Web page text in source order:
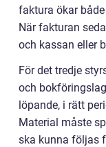
faktura ökar
När fakturan
och kassan eller
För det tredje
och
löpande, i rätt
Material måste
ska kunna följas